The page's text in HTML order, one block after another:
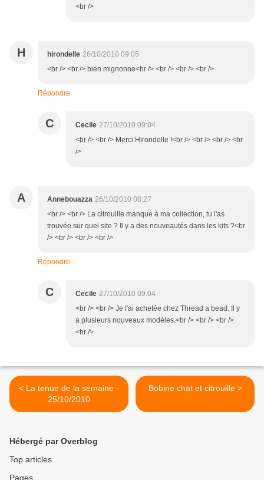
<br />
H hirondelle 26/10/2010 09:05
<br /> <br /> bien mignonne<br /> <br /> <br /> <br />
Répondre
C Cecile 27/10/2010 09:04
<br /> <br /> Merci Hirondelle !<br /> <br /> <br /> <br
/>
A Annebouazza 26/10/2010 08:27
<br /> <br /> La citrouille manque à ma collection, tu l'as
trouvée sur quel site ? Il y a des nouveautés dans les kits ?<br
/> <br /> <br /> <br />
Répondre
C Cecile 27/10/2010 09:04
<br /> <br /> Je l'ai achetée chez Thread a bead. Il y
a plusieurs nouveaux modèles.<br /> <br /> <br />
<br />
< La tenue de la semaine -
25/10/2010
Bobine chat et citrouille >
Hébergé par Overblog
Top articles
Pages